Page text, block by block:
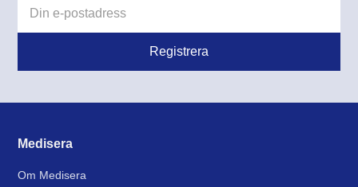
Medisera
Om Medisera